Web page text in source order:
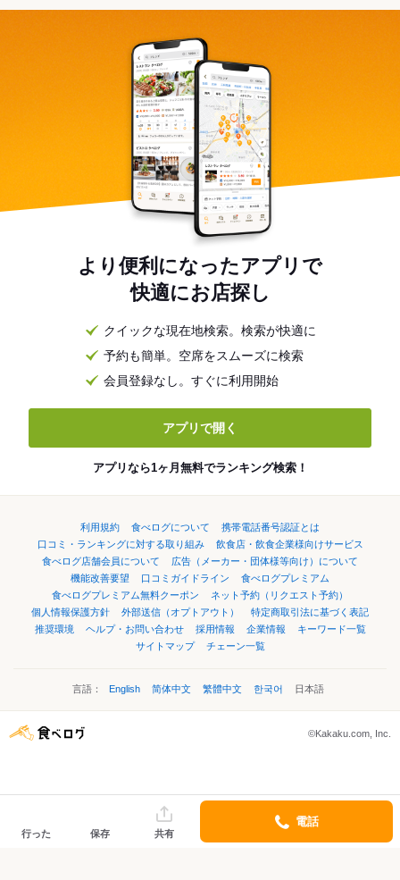
より便利になったアプリで
快適にお店探し
クイックな現在地検索。検索が快適に
予約も簡単。空席をスムーズに検索
会員登録なし。すぐに利用開始
アプリで開く
アプリなら1ヶ月無料でランキング検索！
利用規約 食べログについて
携帯電話番号認証とは
口コミ・ランキングに対する取り組み
飲食店・飲食企業様向けサービス
食べログ店舗会員について
広告（メーカー・団体様等向け）について
機能改善要望
口コミガイドライン
食べログプレミアム
食べログプレミアム無料クーポン
ネット予約（リクエスト予約）
個人情報保護方針
外部送信（オプトアウト）
特定商取引法に基づく表記
推奨環境
ヘルプ・お問い合わせ 採用情報 企業情報
キーワード一覧
サイトマップ
チェーン一覧
言語： English 简体中文 繁體中文 한국어 日本語
©Kakaku.com, Inc.
行った 保存 共有
電話